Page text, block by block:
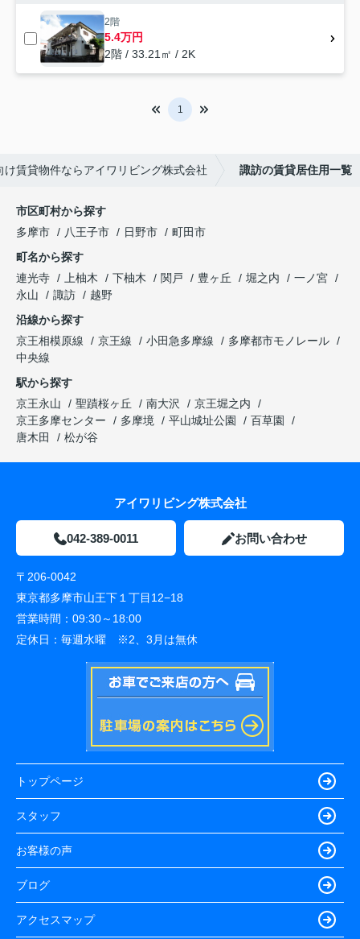
2階
5.4万円
2階 / 33.21㎡ / 2K
1
け賃貸物件ならアイワリビング株式会社 諏訪の賃貸居住用一覧
市区町村から探す
多摩市
八王子市 日野市
町田市
町名から探す
連光寺
上柚木 下柚木 関戸 豊ヶ丘 堀之内
一ノ宮
永山
諏訪
越野
沿線から探す
京王相模原線
京王線 小田急多摩線
多摩都市モノレール
中央線
駅から探す
京王永山
聖蹟桜ヶ丘 南大沢
京王堀之内
京王多摩センター
多摩境 平山城址公園
百草園
唐木田
松が谷
アイワリビング株式会社
042-389-0011 お問い合わせ
〒206-0042
東京都多摩市山王下１丁目12−18
営業時間： 09:30～18:00
定休日： 毎週水曜 ※2、3月は無休
トップページ
スタッフ
お客様の声
ブログ
アクセスマップ